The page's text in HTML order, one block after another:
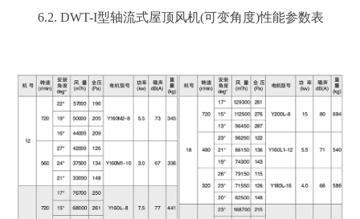
6.2. DWT-I型轴流式屋顶风机(可变角度)性能参数表